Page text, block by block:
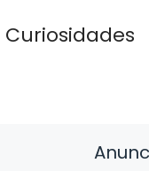
Curiosidades